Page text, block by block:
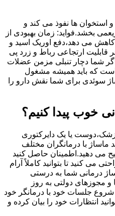
استخوان ها نفوذ می کند و
بخشد.فواید: زمان بهبودی از
کاهش می دهد،دفع اوریک اسید و
قابلیت ارتجاعی رباط و زرد پی
اگر شما دچار تنبلی مزمن عضلات
که باید همیشه مشغول
سوئدی برای شما نقش دارو را
خوب پیدا کنیم؟
یا یک دایرکتوری
ماساژ با درمانگران مختلف
می دهید.اطمینان حاصل کنید
کنید تا بتوانید کاملاً آرام
درمانی شما به درستی
و مجوزهای دولتی به روز
جلسات خود با درمانگر خود
انتظارات خود را بیان کرده و